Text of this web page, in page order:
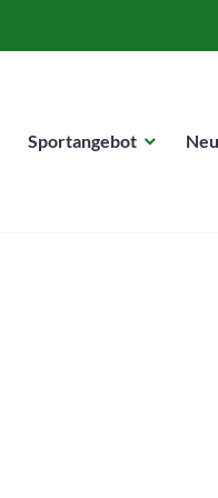
Sportangebot